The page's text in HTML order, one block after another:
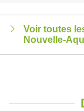
Voir toutes
Nouvelle-